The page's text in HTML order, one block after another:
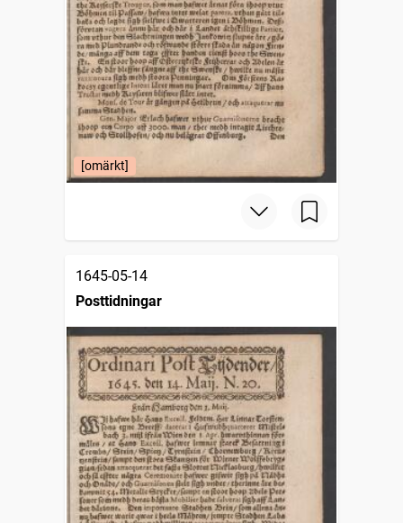
[omärkt]
1645-05-14
Posttidningar